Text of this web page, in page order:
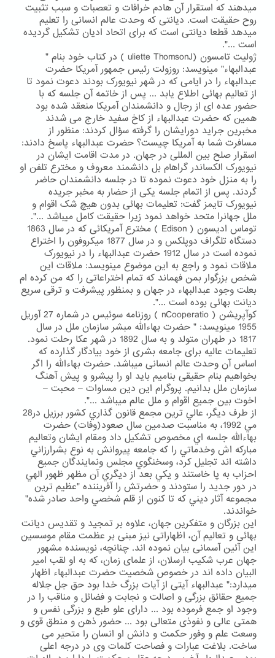
میدهند که استقرار آن هادم خرافات و تعصبات و سبب تثبیت
روح حقیقت است. دیانتی که وحدت عالم انسانی را تعلیم
میدهد قطعا دیانتی است که برای اتحاد ادیان تشکیل گردیده
است ...".
ژولیت تامسون (uliette ThomsonJ ) در کتاب خود بنام "
عبدالبهاء" مینویسد: روزولت رئیس جمهور آمریکا حضرت
عبدالبهاء را در ایامی که در شهر نیویورک بودند دعوت نمود تا
از تعالیم بهائی اطلاع یابد ... پس از خاتمه آن جلسه که با
حضور عده ای از رجال و دانشمندان آمریکا منعقد شده بود
همین که حضرت عبدالبهاء از کاخ سفید خارج می شدند
مخبرین جراید دورایشان را گرفته سؤال کردند: منظور از
مسافرت شما به آمریکا چیست؟ حضرت عبدالبهاء پاسخ دادند:
اسقرار صلح بین المللی در جهان. در مدت اقامت ایشان در
نیویورک الکساندر گراهام بل دانشمند معروف و مخترع تلفن او
را به منزل خود دعوت نموده تا در جلسه دانشمندان حاضر
گردند. پس از اتمام جلسه یکی از حضار به مخبر جریده
نیویورک تایمز گفت: تعلیمات بهائی بدون هیچ شک اقوام و
ملل جهانرا متحد خواهد نمود زیرا حقیقت کامل میباشد ...".
توماس ادیسون ( Edison ) مخترع آمریکائی که در سال 1863
دستگاه تلگراف دوپلکس و در سال 1877 میکروفون را اختراع
نموده است در سال 1912 حضرت عبدالبهاء را در نیویورک
ملاقات نمود و راجع به این موضوع مینویسد: ملاقات این
شخص بزرگوار بمن فهماند که تمام اختراعاتی را که من کرده ام
بعلت وجود عبدالبهاء در جهان و بمنظور پیشرفت و ترقی سریع
دیانت بهائی بوده است ...".
کوآپریشن ( nCooperatio ) روزنامه سوئیس در شماره 27 آوریل
1955 مینویسد: " حضرت بهاءالله مبشر سازمان ملل در سال
1817 در طهران متولد و به سال 1892 در شهر عکا رحلت نمود.
تعلیمات عالیه برای جامعه بشری از خود بیادگار گذارده که
اساس آن وحدت عالم انسانی میباشد. حضرت بهاءالله را اگر
بخواهیم بنام حقیقی بنامیم باید او را پیشرو و پیش آهنگ
سازمان ملل بدانیم. پروگرام این دین مساوات – محبت –
اخوت بین جمیع اقوام و ملل عالم میباشد ...".
از طرف دیگر، عالي ترين مجمع قانون گذاري كشور برزيل در28
مي 1992، به مناسبت صدمين سال صعود(وفات) حضرت
بهاءالله جلسه اي مخصوص تشكيل داد ومقام ايشان وتعاليم
مباركه اش وخدماتي را كه جامعه پيروانش به نوع بشرارزاني
داشته اند تجليل كرد، وسخنگوي مجلس ونمايندگان جميع
احزاب به پا خاستند و يكي بعد از ديگري آن مظهر ظهور الهي
در دور جديد را ستودند و حضرتش را آفريننده "عظيم ترين
مجموعه آثار ديني كه تا كنون از قلم شخصي واحد صادر شده"
خواندند.
این بزرگان و متفکرین جهان، علاوه بر تمجید و تقدیس دیانت
بهائی و تعالیم آن، اظهاراتی نیز مبنی بر عظمت مقام موسسین
این آئین آسمانی بیان نموده اند. چنانچه، نویسنده مشهور
جهان عرب شکیب ارسلان، از علمای زمان، که به او لقب امیر
البیان داده اند در خصوص شخصیت حضرت عبدالبهاء اظهار
میدارد:" عبدالبهاء آیتی از آیات بزرگ خدا بود حق جل جلاله
جمیع حقائق بزرگی و اصالت و نجابت و فضائل و مناقب را در
وجود او جمع فرموده بود ... دارای علو طبع و بزرگی نفس و
همتی عالی و نفوذی متعالی بود ... حضور ذهن و منطق قوی و
وسعت علم و وفور حکمت و دانش او انسان را متحیر می
ساخت. بلاغت عبارات و فصاحت کلمات وی در درجه اعلی